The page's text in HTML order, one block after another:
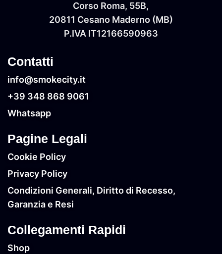
Corso Roma, 55B,
20811 Cesano Maderno (MB)
P.IVA IT‭12166590963‬
Contatti
info@smokecity.it
+39 348 868 9061
Whatsapp
Pagine Legali
Cookie Policy
Privacy Policy
Condizioni Generali, Diritto di Recesso,
Garanzia e Resi
Collegamenti Rapidi
Shop